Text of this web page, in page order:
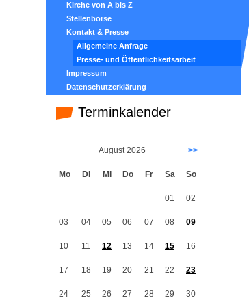
Kirche von A bis Z
Stellenbörse
Kontakt & Presse
Allgemeine Anfrage
Presse- und Öffentlichkeitsarbeit
Impressum
Datenschutzerklärung
Terminkalender
August 2026 >>
Mo Di Mi Do Fr Sa So
01 02
03 04 05 06 07 08 09
10 11 12 13 14 15 16
17 18 19 20 21 22 23
24 25 26 27 28 29 30